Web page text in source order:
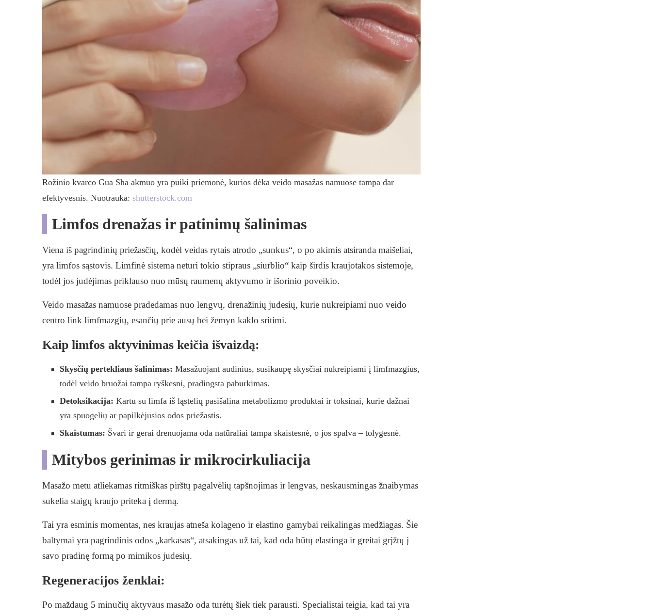
Rožinio kvarco Gua Sha akmuo yra puiki priemonė, kurios dėka veido masažas namuose tampa dar
efektyvesnis. Nuotrauka: shutterstock.com
Limfos drenažas ir patinimų šalinimas
Viena iš pagrindinių priežasčių, kodėl veidas rytais atrodo „sunkus“, o po akimis atsiranda maišeliai,
yra limfos sąstovis. Limfinė sistema neturi tokio stipraus „siurblio“ kaip širdis kraujotakos sistemoje,
todėl jos judėjimas priklauso nuo mūsų raumenų aktyvumo ir išorinio poveikio.
Veido masažas namuose pradedamas nuo lengvų, drenažinių judesių, kurie nukreipiami nuo veido
centro link limfmazgių, esančių prie ausų bei žemyn kaklo sritimi.
Kaip limfos aktyvinimas keičia išvaizdą:
Skysčių pertekliaus šalinimas: Masažuojant audinius, susikaupę skysčiai nukreipiami į limfmazgius,
todėl veido bruožai tampa ryškesni, pradingsta paburkimas.
Detoksikacija: Kartu su limfa iš ląstelių pasišalina metabolizmo produktai ir toksinai, kurie dažnai
yra spuogelių ar papilkėjusios odos priežastis.
Skaistumas: Švari ir gerai drenuojama oda natūraliai tampa skaistesnė, o jos spalva – tolygesnė.
Mitybos gerinimas ir mikrocirkuliacija
Masažo metu atliekamas ritmiškas pirštų pagalvėlių tapšnojimas ir lengvas, neskausmingas žnaibymas
sukelia staigų kraujo priteka į dermą.
Tai yra esminis momentas, nes kraujas atneša kolageno ir elastino gamybai reikalingas medžiagas. Šie
baltymai yra pagrindinis odos „karkasas“, atsakingas už tai, kad oda būtų elastinga ir greitai grįžtų į
savo pradinę formą po mimikos judesių.
Regeneracijos ženklai:
Po maždaug 5 minučių aktyvaus masažo oda turėtų šiek tiek parausti. Specialistai teigia, kad tai yra